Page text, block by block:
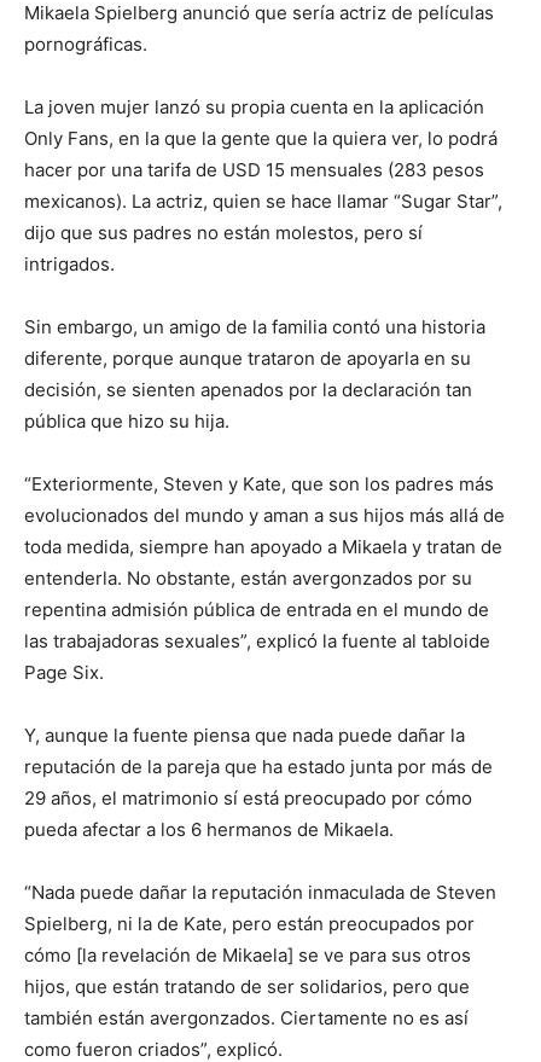
Mikaela Spielberg anunció que sería actriz de películas
pornográficas.
La joven mujer lanzó su propia cuenta en la aplicación
Only Fans, en la que la gente que la quiera ver, lo podrá
hacer por una tarifa de USD 15 mensuales (283 pesos
mexicanos). La actriz, quien se hace llamar “Sugar Star”,
dijo que sus padres no están molestos, pero sí
intrigados.
Sin embargo, un amigo de la familia contó una historia
diferente, porque aunque trataron de apoyarla en su
decisión, se sienten apenados por la declaración tan
pública que hizo su hija.
“Exteriormente, Steven y Kate, que son los padres más
evolucionados del mundo y aman a sus hijos más allá de
toda medida, siempre han apoyado a Mikaela y tratan de
entenderla. No obstante, están avergonzados por su
repentina admisión pública de entrada en el mundo de
las trabajadoras sexuales”, explicó la fuente al tabloide
Page Six.
Y, aunque la fuente piensa que nada puede dañar la
reputación de la pareja que ha estado junta por más de
29 años, el matrimonio sí está preocupado por cómo
pueda afectar a los 6 hermanos de Mikaela.
“Nada puede dañar la reputación inmaculada de Steven
Spielberg, ni la de Kate, pero están preocupados por
cómo [la revelación de Mikaela] se ve para sus otros
hijos, que están tratando de ser solidarios, pero que
también están avergonzados. Ciertamente no es así
como fueron criados”, explicó.